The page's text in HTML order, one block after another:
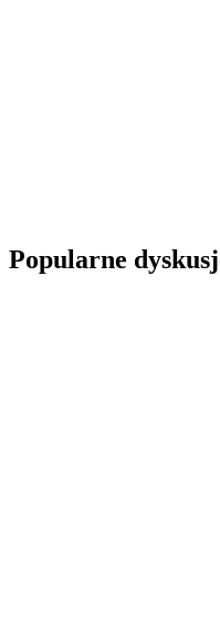
Popularne